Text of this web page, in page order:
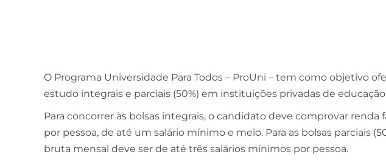
O Programa Universidade Para Todos – ProUni – tem como objetivo
estudo integrais e parciais (50%) em instituições privadas de
Para concorrer às bolsas integrais, o candidato deve comprovar renda
por pessoa, de até um salário mínimo e meio. Para as bolsas parciais
bruta mensal deve ser de até três salários mínimos por pessoa.